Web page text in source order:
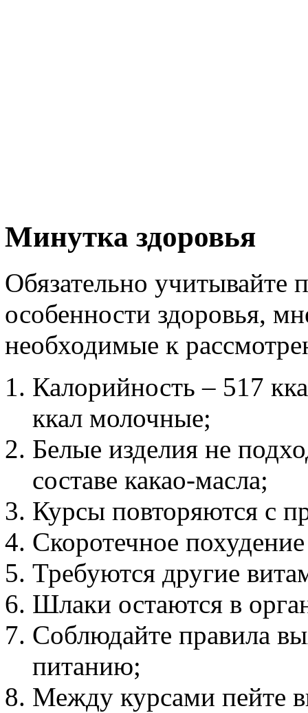
Минутка здоровья
Обязательно учитывайте
особенности здоровья,
необходимые к
Калорийность – 517
ккал молочные;
Белые изделия не
составе какао-масла;
Курсы повторяются с
Скоротечное
Требуются другие
Шлаки остаются в
Соблюдайте правила
питанию;
Между курсами пейте